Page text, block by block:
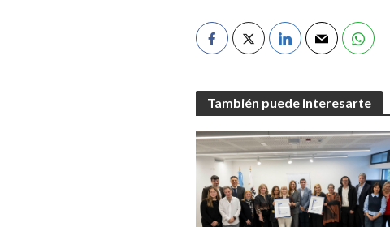
También puede interesarte